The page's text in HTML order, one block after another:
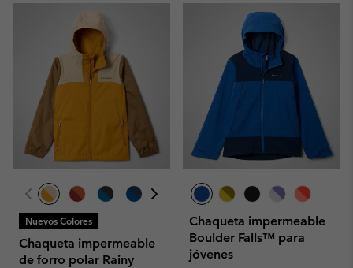
Nuevos Colores
Chaqueta impermeable
de forro polar Rainy
Chaqueta impermeable
Boulder Falls™ para
jóvenes